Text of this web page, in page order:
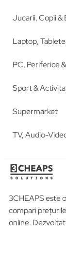
Jucarii, Copii &
Laptop,
PC, Periferice
Sport &
Supermarket
TV, Audio-
3CHEAPS este
compari
online.